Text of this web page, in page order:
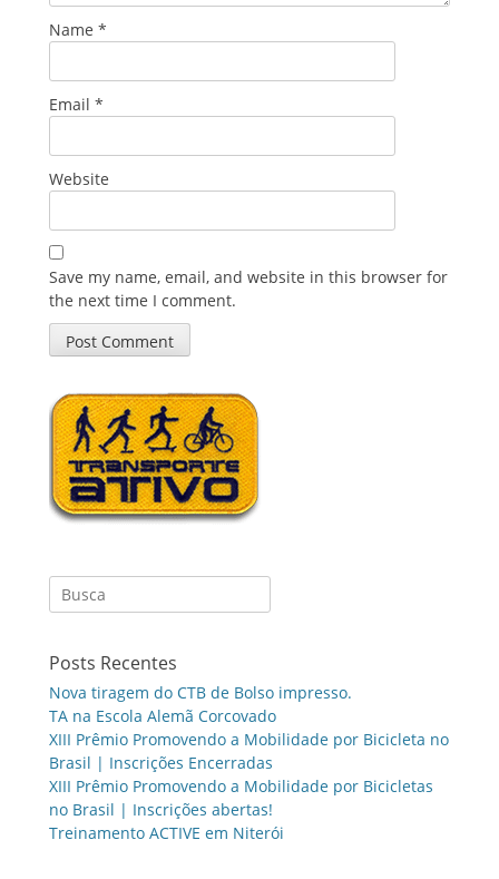
Name *
Email *
Website
Save my name, email, and website in this browser for
the next time I comment.
Search
for:
Posts Recentes
Nova tiragem do CTB de Bolso impresso.
TA na Escola Alemã Corcovado
XIII Prêmio Promovendo a Mobilidade por Bicicleta no
Brasil | Inscrições Encerradas
XIII Prêmio Promovendo a Mobilidade por Bicicletas
no Brasil | Inscrições abertas!
Treinamento ACTIVE em Niterói